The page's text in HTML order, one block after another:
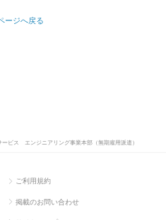
ージへ戻る
ービス エンジニアリング事業本部（無期雇用派遣）
ご利用規約
掲載のお問い合わせ